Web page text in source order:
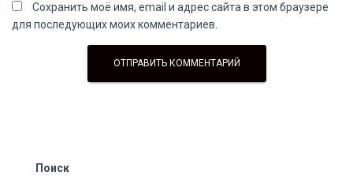
Сохранить моё имя, email и адрес сайта в этом браузере
для последующих моих комментариев.
Поиск